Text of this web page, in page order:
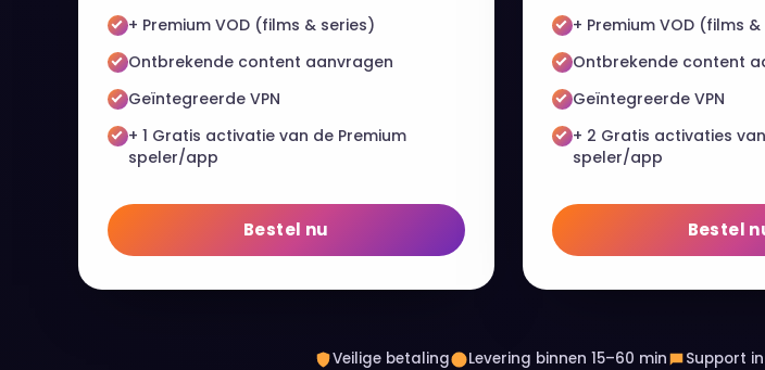
+ Premium VOD (films & series)
Ontbrekende content aanvragen
Geïntegreerde VPN
+ 1 Gratis activatie van de Premium
speler/app
Bestel nu
+ Premium VOD (films
Ontbrekende content
Geïntegreerde VPN
+ 2 Gratis activaties
speler/app
Bestel
Veilige betaling Levering binnen 15–60 min Support